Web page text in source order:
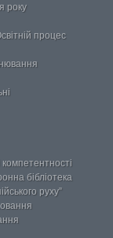
року
процес
компетентності
бібліотека
руху”